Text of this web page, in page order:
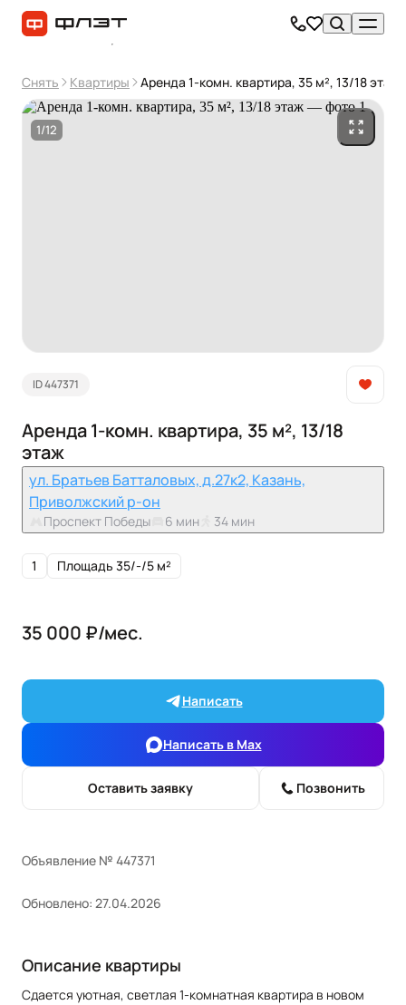
Снять Квартиры Аренда 1-комн. квартира, 35 м², 13/18 этаж
1/12
ID 447371
Аренда 1-комн. квартира, 35 м², 13/18
этаж
ул. Братьев Батталовых, д.27к2, Казань,
Приволжский р-он
Проспект Победы 6 мин 34 мин
1 Площадь 35/-/5 м²
35 000 ₽/мес.
Написать
Написать в Max
Оставить заявку Позвонить
Объявление № 447371
Обновлено: 27.04.2026
Описание квартиры
Сдается уютная, светлая 1-комнатная квартира в новом